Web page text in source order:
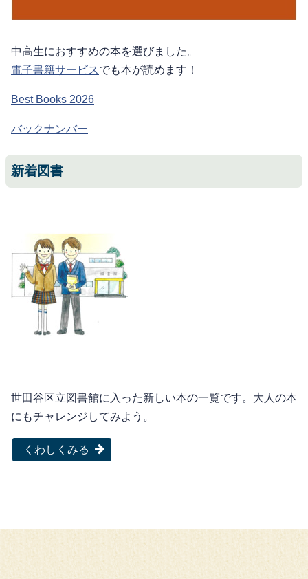
中高生におすすめの本を選びました。
電子書籍サービスでも本が読めます！
Best Books 2026
バックナンバー
新着図書
世田谷区立図書館に入った新しい本の一覧です。大人の本
にもチャレンジしてみよう。
くわしくみる